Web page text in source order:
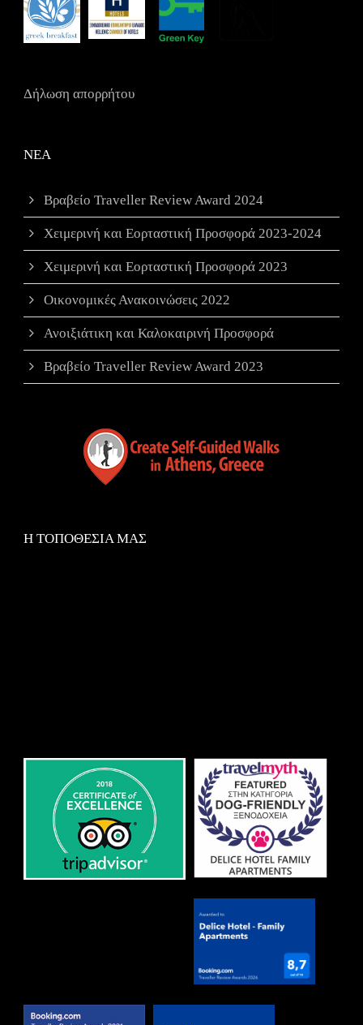
Δήλωση απορρήτου
ΝΕΑ
Βραβείο Traveller Review Award 2024
Χειμερινή και Εορταστική Προσφορά 2023-2024
Χειμερινή και Εορταστική Προσφορά 2023
Οικονομικές Ανακοινώσεις 2022
Ανοιξιάτικη και Καλοκαιρινή Προσφορά
Βραβείο Traveller Review Award 2023
Η ΤΟΠΟΘΕΣΙΑ ΜΑΣ